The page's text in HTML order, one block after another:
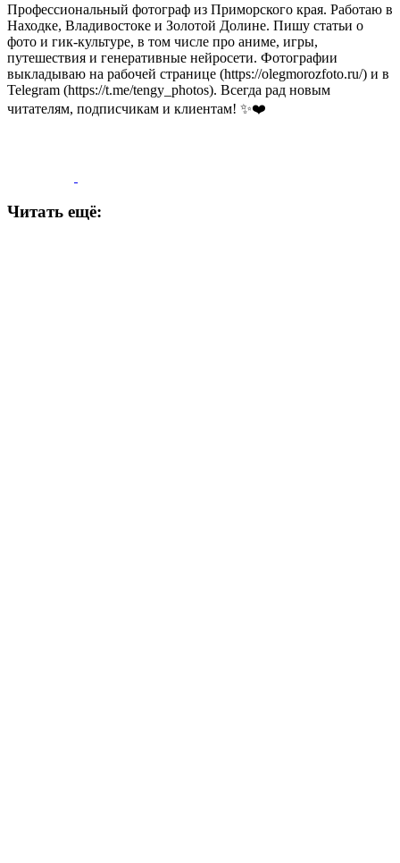
Профессиональный фотограф из Приморского края. Работаю в
Находке, Владивостоке и Золотой Долине. Пишу статьи о
фото и гик-культуре, в том числе про аниме, игры,
путешествия и генеративные нейросети. Фотографии
выкладываю на рабочей странице (https://olegmorozfoto.ru/) и в
Telegram (https://t.me/tengy_photos). Всегда рад новым
читателям, подписчикам и клиентам! ✨❤️
Читать ещё: